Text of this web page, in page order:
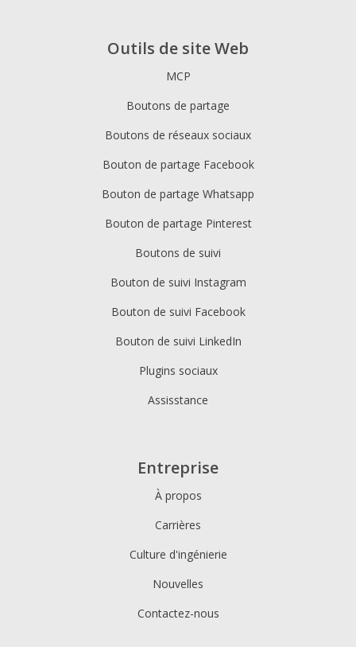
Outils de site Web
MCP
Boutons de partage
Boutons de réseaux sociaux
Bouton de partage Facebook
Bouton de partage Whatsapp
Bouton de partage Pinterest
Boutons de suivi
Bouton de suivi Instagram
Bouton de suivi Facebook
Bouton de suivi LinkedIn
Plugins sociaux
Assisstance
Entreprise
À propos
Carrières
Culture d'ingénierie
Nouvelles
Contactez-nous